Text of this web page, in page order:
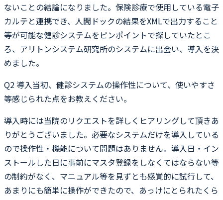
ないことの結論になりました。保険診療で使用している電子
カルテと連携でき、人間ドックの結果をXMLで出力すること
等が可能な健診システムをピンポイントで探していたとこ
ろ、アリトンシステム研究所のシステムに出会い、導入を決
めました。
Q2導入当初、健診システムの操作性について、使いやすさ
等感じられた点をお教えください。
導入時には当院のリクエストを詳しくヒアリングして頂きあ
りがとうございました。必要なシステムだけを導入している
ので操作性・機能について問題はありません。導入日・イン
ストールした日に事前にマスタ登録をしなくてはならない等
の制約がなく、マニュアル等を見ずとも感覚的に試行して、
あまりにも簡単に操作ができたので、あっけにとられたくら